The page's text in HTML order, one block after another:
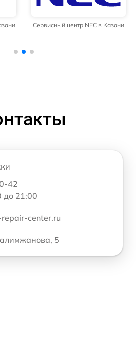
Сервисный центр NEC в Казани
42
до 21:00
repair-center.ru
5